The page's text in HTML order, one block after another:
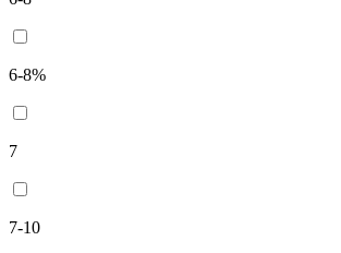
6-8%
7
7-10